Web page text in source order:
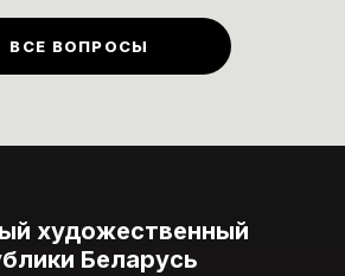
в первый
месяца.
ВСЕ ВОПРОСЫ
художественный
Беларусь